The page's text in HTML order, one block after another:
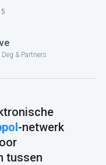
& Partners
-netwerk
tussen